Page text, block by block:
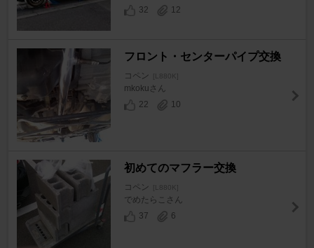
32
12
フロント・センターパイプ交換
コペン
mkokuさん
22
10
初めてのマフラー交換
コペン
でめたらこさん
37
6